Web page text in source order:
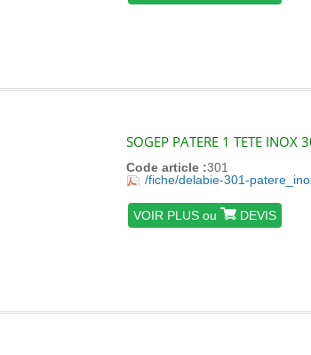
SOGEP PATERE 1 TETE INOX
Code article :301
/fiche/delabie-301-
VOIR PLUS ou DEVIS